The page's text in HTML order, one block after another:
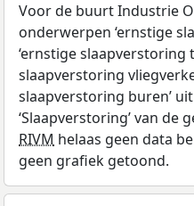
Voor de buurt Industrie
onderwerpen ‘ernstige
‘ernstige slaapverstoring
slaapverstoring
slaapverstoring buren’
‘Slaapverstoring’ van
RIVM helaas geen data
geen grafiek getoond.